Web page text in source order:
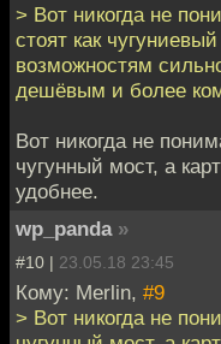
> Вот никогда не
стоят как
возможностям
дешёвым и более
Вот никогда не
чугунный мост, а
удобнее.
wp_panda »
#10 | 23.05.18 23:45
Кому: Merlin, #9
> Вот никогда не